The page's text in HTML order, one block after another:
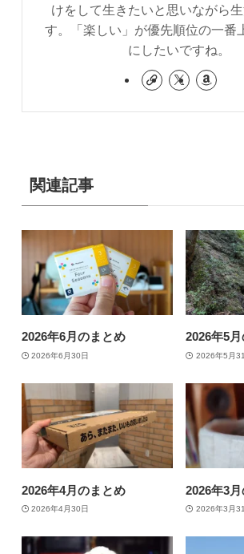
けをして生きたいと思いながら
す。「楽しい」が優先順位の一番
にしたいですね。
関連記事
2026年6月のまとめ
2026年6月30日
2026年5
2026年5月
2026年4月のまとめ
2026年4月30日
2026年3
2026年3月